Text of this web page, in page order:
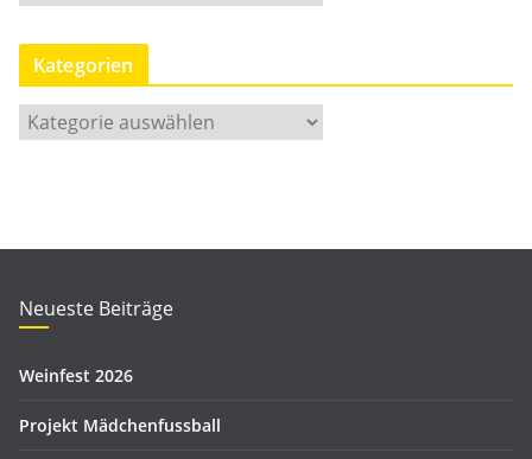
o
n
t
h
v
Kategorien
a
i
n
Neueste Beiträge
Weinfest 2026
Projekt Mädchenfussball